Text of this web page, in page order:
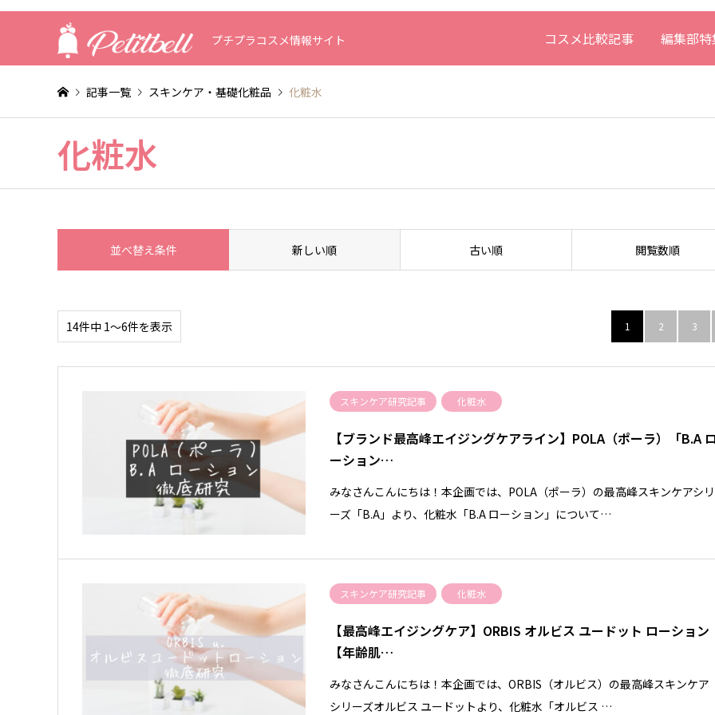
プチプラコスメ情報サイト コスメ比較記事 編集部
記事一覧 スキンケア・基礎化粧品 化粧水
化粧水
並べ替え条件 新しい順 古い順 閲覧数順
14件中 1〜6件を表示 1 2 3
スキンケア研究記事 化粧水
【ブランド最高峰エイジングケアライン】POLA（ポーラ）「B.A
ーション…
みなさんこんにちは！本企画では、POLA（ポーラ）の最高峰スキンケアシリ
ーズ「B.A」より、化粧水「B.A ローション」について…
スキンケア研究記事 化粧水
【最高峰エイジングケア】ORBIS オルビス ユードット ローション
【年齢肌…
みなさんこんにちは！本企画では、ORBIS（オルビス）の最高峰スキンケア
シリーズオルビス ユードットより、化粧水「オルビス …